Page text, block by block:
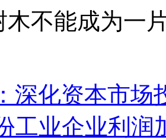
木不能成为一
深化资本市场
工业企业利润